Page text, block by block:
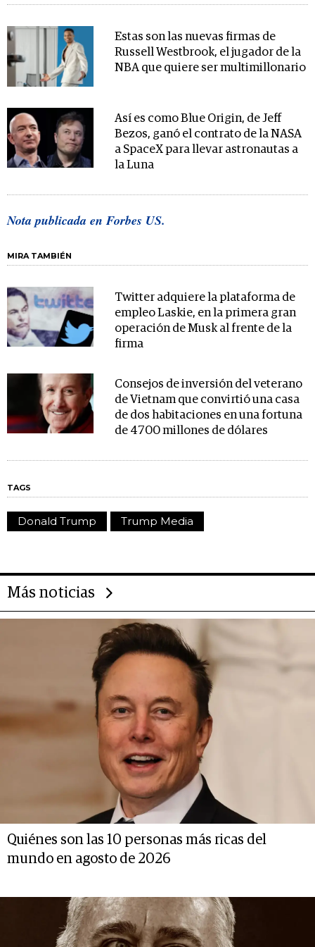
Estas son las nuevas firmas de
Russell Westbrook, el jugador de la
NBA que quiere ser multimillonario
Así es como Blue Origin, de Jeff
Bezos, ganó el contrato de la NASA
a SpaceX para llevar astronautas a
la Luna
Nota publicada en Forbes US.
MIRA TAMBIÉN
Twitter adquiere la plataforma de
empleo Laskie, en la primera gran
operación de Musk al frente de la
firma
Consejos de inversión del veterano
de Vietnam que convirtió una casa
de dos habitaciones en una fortuna
de 4700 millones de dólares
TAGS
Donald Trump Trump Media
Más noticias
Quiénes son las 10 personas más ricas del
mundo en agosto de 2026